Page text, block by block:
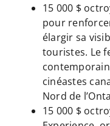
15 000 $
pour
élargir sa
touristes. Le
cinéastes
Nord de
15 000 $